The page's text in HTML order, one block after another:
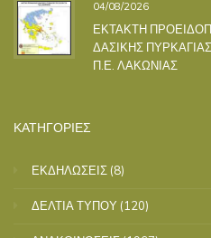
04/08/2026
ΕΚΤΑΚΤΗ
ΔΑΣΙΚΗΣ
Π.Ε. ΛΑΚΩΝΙΑΣ
ΚΑΤΗΓΟΡΙΕΣ
ΕΚΔΗΛΩΣΕΙΣ (8)
ΔΕΛΤΙΑ ΤΥΠΟΥ (120)